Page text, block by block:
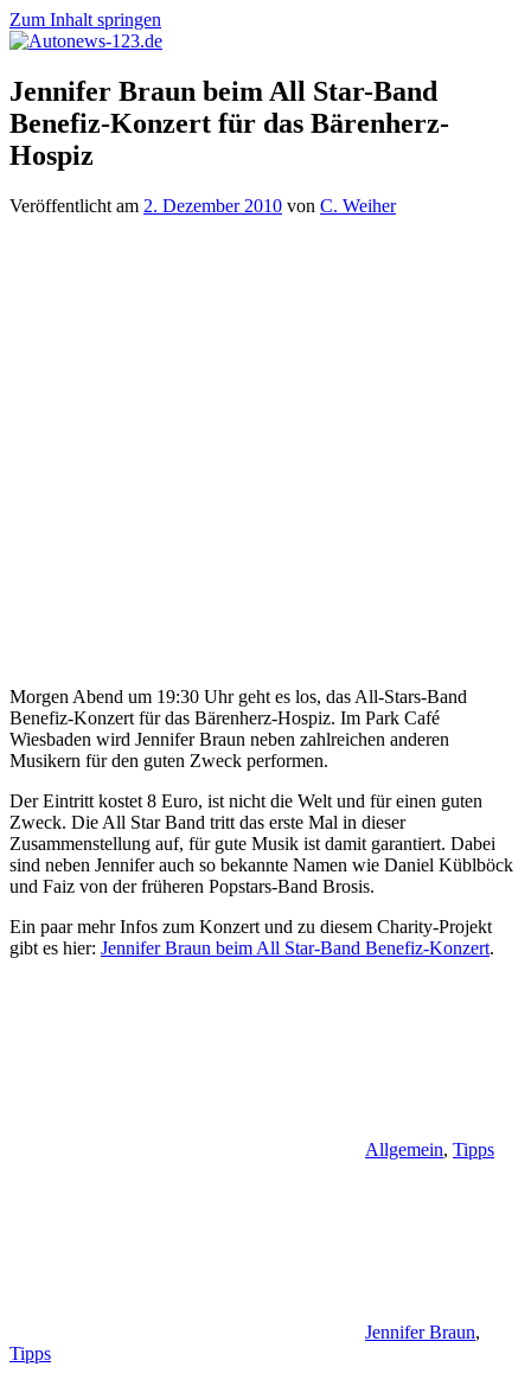
Zum Inhalt springen
Autonews-
123.de
Autonews
mit
Charme
Jennifer Braun beim All Star-Band
Benefiz-Konzert für das Bärenherz-
Hospiz
Veröffentlicht am 2. Dezember 2010 von C. Weiher
Morgen Abend um 19:30 Uhr geht es los, das All-Stars-Band
Benefiz-Konzert für das Bärenherz-Hospiz. Im Park Café
Wiesbaden wird Jennifer Braun neben zahlreichen anderen
Musikern für den guten Zweck performen.
Der Eintritt kostet 8 Euro, ist nicht die Welt und für einen guten
Zweck. Die All Star Band tritt das erste Mal in dieser
Zusammenstellung auf, für gute Musik ist damit garantiert. Dabei
sind neben Jennifer auch so bekannte Namen wie Daniel Küblböck
und Faiz von der früheren Popstars-Band Brosis.
Ein paar mehr Infos zum Konzert und zu diesem Charity-Projekt
gibt es hier: Jennifer Braun beim All Star-Band Benefiz-Konzert.
Allgemein, Tipps
Jennifer Braun,
Tipps